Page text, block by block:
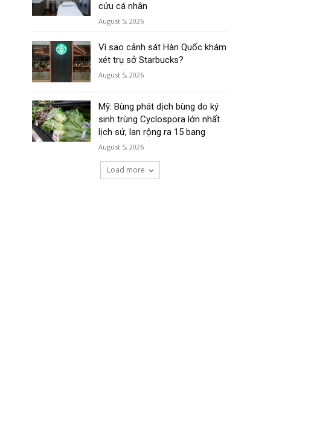
cứu cá nhân
August 5, 2026
Vì sao cảnh sát Hàn Quốc khám
xét trụ sở Starbucks?
August 5, 2026
Mỹ: Bùng phát dịch bùng do ký
sinh trùng Cyclospora lớn nhất
lịch sử, lan rộng ra 15 bang
August 5, 2026
Load more